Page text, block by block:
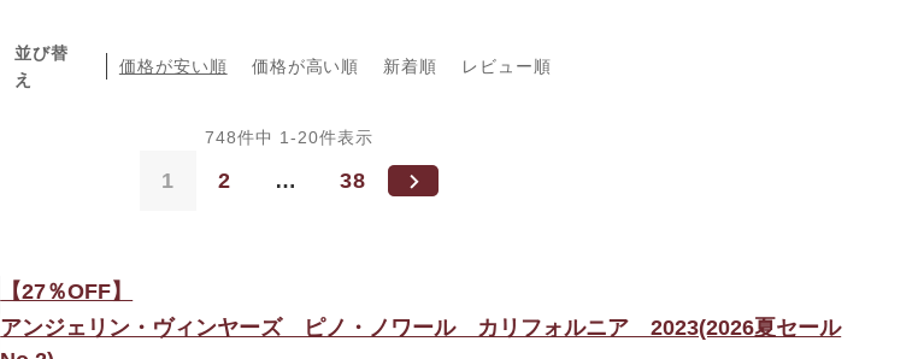
並び替
え
価格が安い順 価格が高い順 新着順 レビュー順
748件中 1 -20件表示
1 2 … 38
【27％OFF】
アンジェリン・ヴィンヤーズ ピノ・ノワール カリフォルニア 2023(2026夏セール